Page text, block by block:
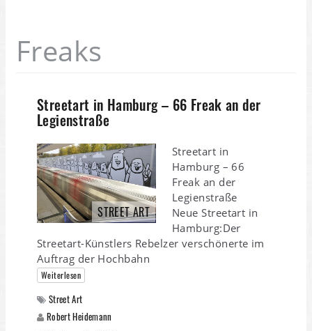
Freaks
Streetart in Hamburg – 66 Freak an der
Legienstraße
STREET ART
Streetart in
Hamburg – 66
Freak an der
Legienstraße
Neue Streetart in
Hamburg:Der
Streetart-Künstlers Rebelzer verschönerte im
Auftrag der Hochbahn
Weiterlesen
Street Art
Robert Heidemann